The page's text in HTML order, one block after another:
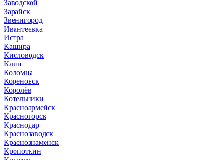
Заводской
Зарайск
Звенигород
Ивантеевка
Истра
Кашира
Кисловодск
Клин
Коломна
Кореновск
Королёв
Котельники
Красноармейск
Красногорск
Краснодар
Краснозаводск
Краснознаменск
Кропоткин